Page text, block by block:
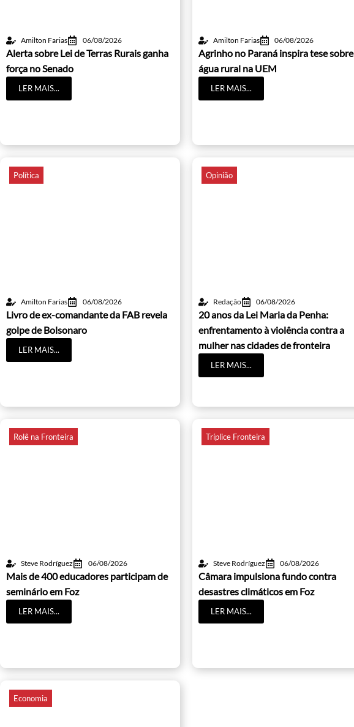
Amilton Farias 06/08/2026
Alerta sobre Lei de Terras Rurais ganha
força no Senado
LER MAIS...
Amilton Farias 06/08/2026
Agrinho no Paraná inspira tese sobre
água rural na UEM
LER MAIS...
Política
Amilton Farias 06/08/2026
Livro de ex-comandante da FAB revela
golpe de Bolsonaro
LER MAIS...
Opinião
Redação 06/08/2026
20 anos da Lei Maria da Penha:
enfrentamento à violência contra a
mulher nas cidades de fronteira
LER MAIS...
Rolê na Fronteira
Steve Rodríguez 06/08/2026
Mais de 400 educadores participam de
seminário em Foz
LER MAIS...
Tríplice Fronteira
Steve Rodríguez 06/08/2026
Câmara impulsiona fundo contra
desastres climáticos em Foz
LER MAIS...
Economia